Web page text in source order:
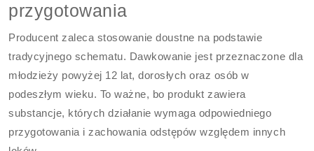
przygotowania
Producent zaleca stosowanie doustne na podstawie
tradycyjnego schematu. Dawkowanie jest przeznaczone dla
młodzieży powyżej 12 lat, dorosłych oraz osób w
podeszłym wieku. To ważne, bo produkt zawiera
substancje, których działanie wymaga odpowiedniego
przygotowania i zachowania odstępów względem innych